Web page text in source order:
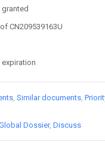
CN209539163U
Similar documents
Dossier Discuss